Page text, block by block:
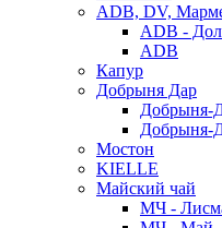
ADB, DV,
ADB -
ADB
Капур
Добрыня Дар
Добрыня-
Добрыня-
Мостон
KIELLE
Майский чай
МЧ -